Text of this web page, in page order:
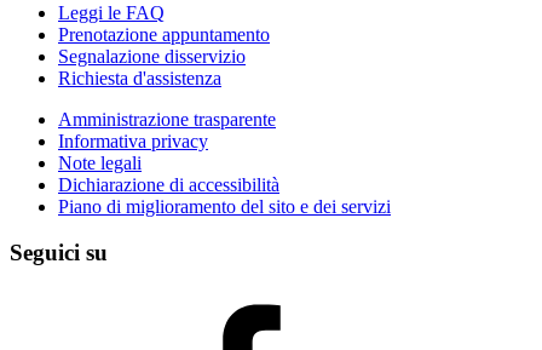
Leggi le FAQ
Prenotazione appuntamento
Segnalazione disservizio
Richiesta d'assistenza
Amministrazione trasparente
Informativa privacy
Note legali
Dichiarazione di accessibilità
Piano di miglioramento del sito e dei servizi
Seguici su